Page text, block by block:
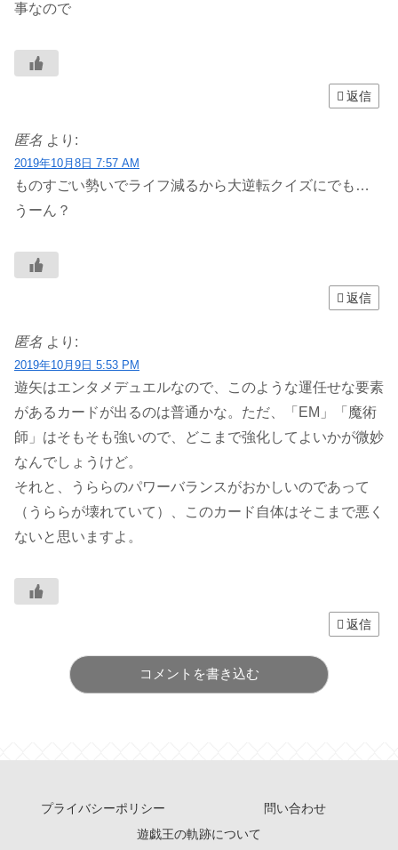
事なので
返信
匿名 より:
2019年10月8日 7:57 AM
ものすごい勢いでライフ減るから大逆転クイズにでも…
うーん？
返信
匿名 より:
2019年10月9日 5:53 PM
遊矢はエンタメデュエルなので、このような運任せな要素
があるカードが出るのは普通かな。ただ、「EM」「魔術
師」はそもそも強いので、どこまで強化してよいかが微妙
なんでしょうけど。
それと、うららのパワーバランスがおかしいのであって
（うららが壊れていて）、このカード自体はそこまで悪く
ないと思いますよ。
返信
コメントを書き込む
プライバシーポリシー
問い合わせ
遊戯王の軌跡について